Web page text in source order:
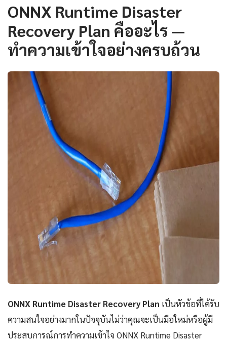
ONNX Runtime Disaster
Recovery Plan คืออะไร —
ทำความเข้าใจอย่างครบถ้วน
ONNX Runtime Disaster Recovery Plan เป็นหัวข้อที่ได้รับ
ความสนใจอย่างมากในปัจจุบันไม่ว่าคุณจะเป็นมือใหม่หรือผู้มี
ประสบการณ์การทำความเข้าใจ ONNX Runtime Disaster